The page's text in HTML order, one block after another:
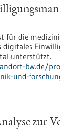
für die
unterstützt.
bw.de/
und-
zur